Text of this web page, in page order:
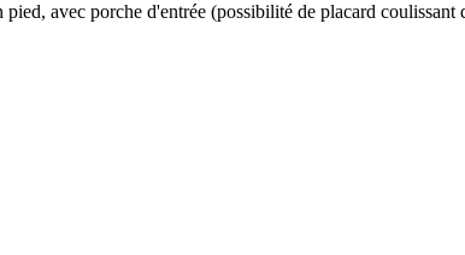
avec porche d'entrée (possibilité de placard